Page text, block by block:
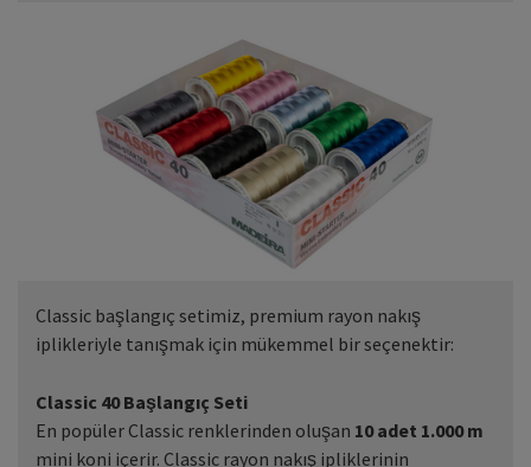
Classic başlangıç setimiz, premium rayon nakış
iplikleriyle tanışmak için mükemmel bir seçenektir:
Classic 40 Başlangıç Seti
En popüler Classic renklerinden oluşan 10 adet 1.000 m
mini koni içerir. Classic rayon nakış ipliklerinin